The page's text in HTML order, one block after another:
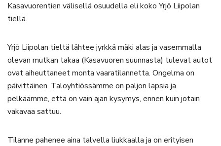
Kasavuorentien välisellä osuudella eli koko Yrjö Liipolan
tiellä.
Yrjö Liipolan tieltä lähtee jyrkkä mäki alas ja vasemmalla
olevan mutkan takaa (Kasavuoren suunnasta) tulevat autot
ovat aiheuttaneet monta vaaratilannetta. Ongelma on
päivittäinen. Taloyhtiössämme on paljon lapsia ja
pelkäämme, että on vain ajan kysymys, ennen kuin jotain
vakavaa sattuu.
Tilanne pahenee aina talvella liukkaalla ja on erityisen